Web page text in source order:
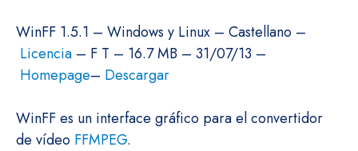
WinFF 1.5.1 – Windows y Linux – Castellano –
Licencia – F T – 16.7 MB – 31/07/13 –
Homepage– Descargar
WinFF es un interface gráfico para el convertidor
de vídeo FFMPEG.